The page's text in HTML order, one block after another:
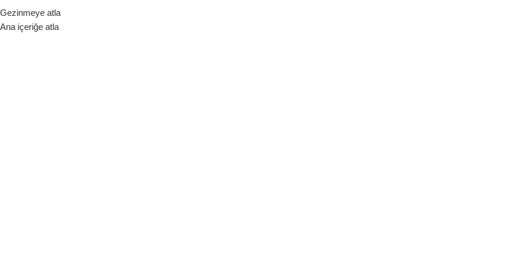
Gezinmeye atla
Ana içeriğe atla